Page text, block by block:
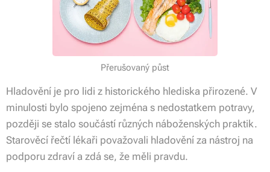
Přerušovaný půst
Hladovění je pro lidi z historického hlediska přirozené. V
minulosti bylo spojeno zejména s nedostatkem potravy,
později se stalo součástí různých náboženských praktik.
Starověcí řečtí lékaři považovali hladovění za nástroj na
podporu zdraví a zdá se, že měli pravdu.